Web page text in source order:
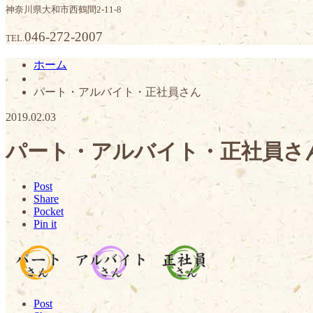
神奈川県大和市西鶴間2-11-8
TEL.046-272-2007
ホーム
パート・アルバイト・正社員さん
2019.02.03
パート・アルバイト・正社員さ
Post
Share
Pocket
Pin it
Post